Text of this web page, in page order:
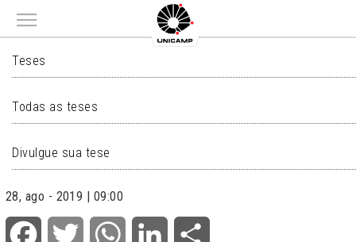
Main menu
TESES
Teses
Todas as teses
Divulgue sua tese
28, ago - 2019 | 09:00
Facebook Twitter WhatsApp LinkedIn